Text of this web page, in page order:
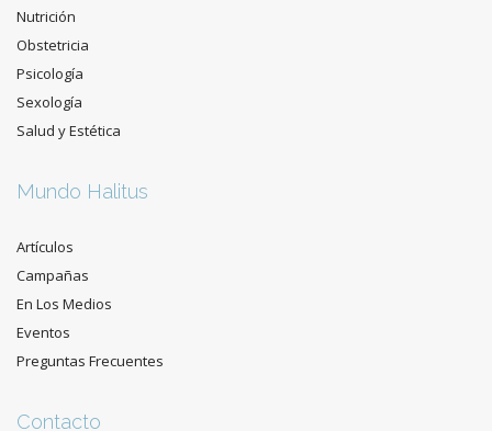
Nutrición
Obstetricia
Psicología
Sexología
Salud y Estética
Mundo Halitus
Artículos
Campañas
En Los Medios
Eventos
Preguntas Frecuentes
Contacto